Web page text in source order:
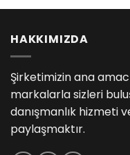
HAKKIMIZDA
Şirketimizin ana
markalarla sizleri
danışmanlık hizmeti
paylaşmaktır.